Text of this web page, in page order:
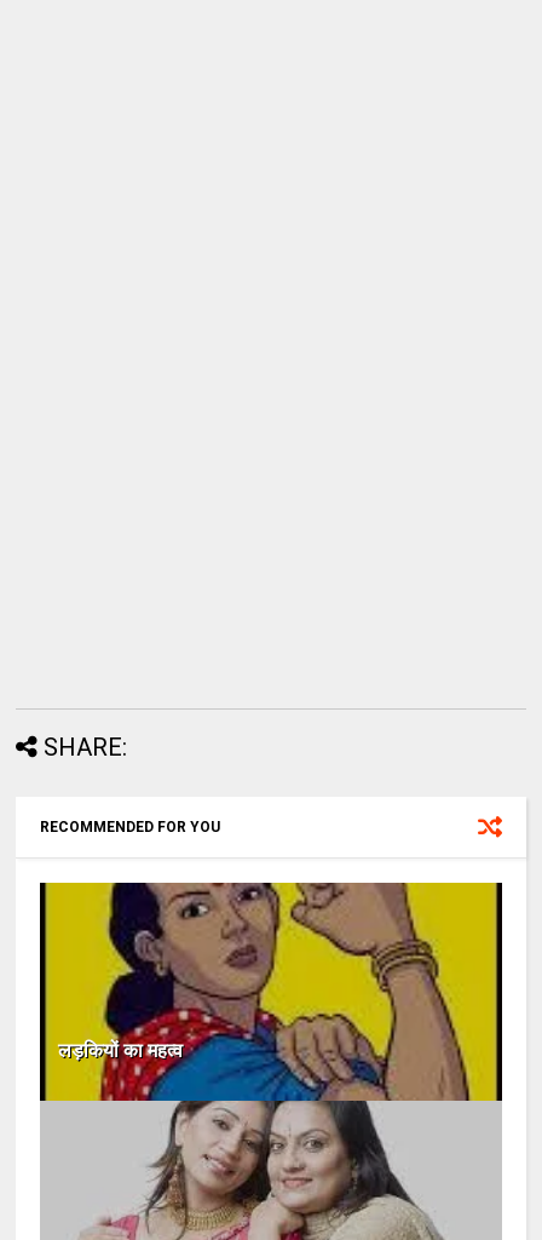
SHARE:
RECOMMENDED FOR YOU
लड़कियों का महत्व